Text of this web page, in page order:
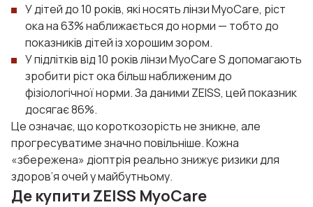
У дітей до 10 років, які носять лінзи MyoCare, ріст
ока на 63% наближається до норми — тобто до
показників дітей із хорошим зором.
У підлітків від 10 років лінзи MyoCare S допомагають
зробити ріст ока більш наближеним до
фізіологічної норми. За даними ZEISS, цей показник
досягає 86%.
Це означає, що короткозорість не зникне, але
прогресуватиме значно повільніше. Кожна
«збережена» діоптрія реально знижує ризики для
здоров’я очей у майбутньому.
Де купити ZEISS MyoCare